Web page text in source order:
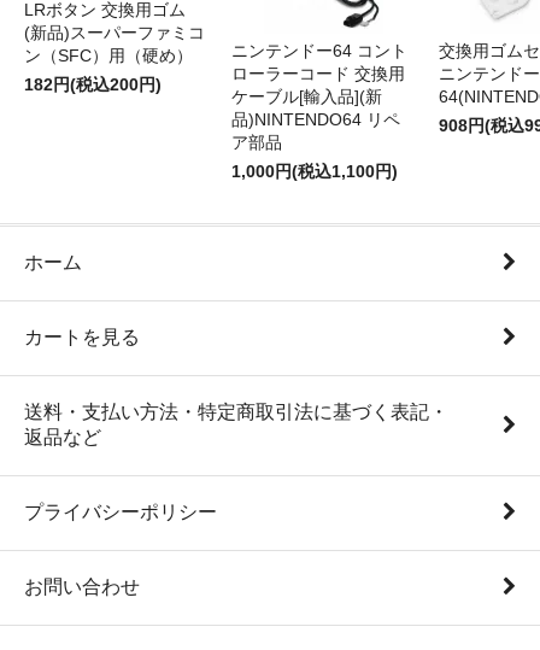
LRボタン 交換用ゴム
(新品)スーパーファミコ
ン（SFC）用（硬め）
182円(税込200円)
ニンテンドー64 コント
ローラーコード 交換用
ケーブル[輸入品](新
品)NINTENDO64 リペ
ア部品
1,000円(税込1,100円)
交換用ゴム
ニンテンドー
908円(税込
ホーム
カートを見る
送料・支払い方法・特定商取引法に基づく表記・
返品など
プライバシーポリシー
お問い合わせ